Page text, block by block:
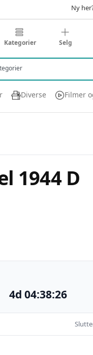
Ny
Kategorier Selg
Diverse Filmer
1944 D
4d 04:38:25